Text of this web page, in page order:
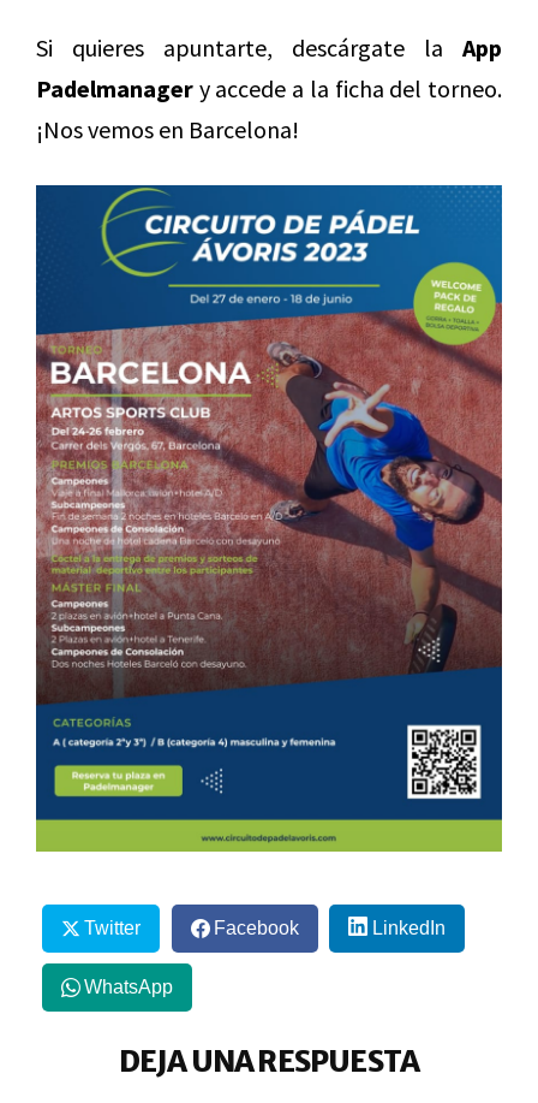
Si quieres apuntarte, descárgate la App
Padelmanager y accede a la ficha del torneo.
¡Nos vemos en Barcelona!
Twitter Facebook LinkedIn
WhatsApp
DEJA UNA RESPUESTA